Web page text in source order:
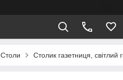
Столи Столик газетниця, світлий